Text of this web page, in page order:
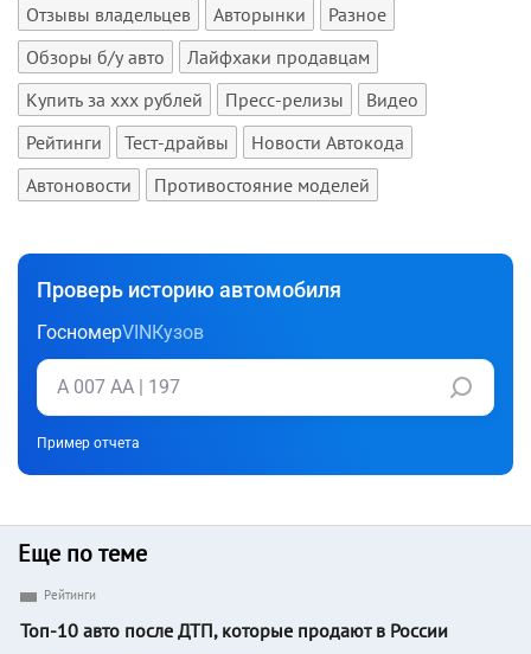
Отзывы владельцев
Авторынки
Разное
Обзоры б/у авто
Лайфхаки продавцам
Купить за xxx рублей
Пресс-релизы
Видео
Рейтинги
Тест-драйвы
Новости Автокода
Автоновости
Противостояние моделей
Проверь историю автомобиля
ГосномерVINКузов
Пример отчета
Еще по теме
Рейтинги
Топ-10 авто после ДТП, которые продают в России